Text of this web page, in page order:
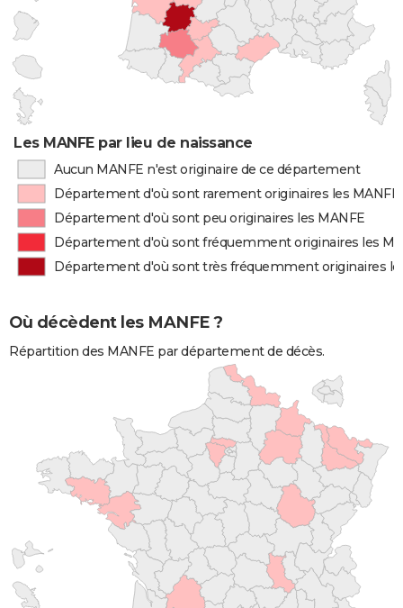
Les MANFE par lieu de naissance
Aucun MANFE n'est originaire de ce département
Département d'où sont rarement originaires les MANFE
Département d'où sont peu originaires les MANFE
Département d'où sont fréquemment originaires les
Département d'où sont très fréquemment originaires
Où décèdent les MANFE ?
Répartition des MANFE par département de décès.